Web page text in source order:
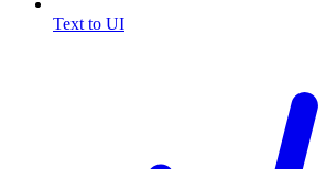
Text to UI